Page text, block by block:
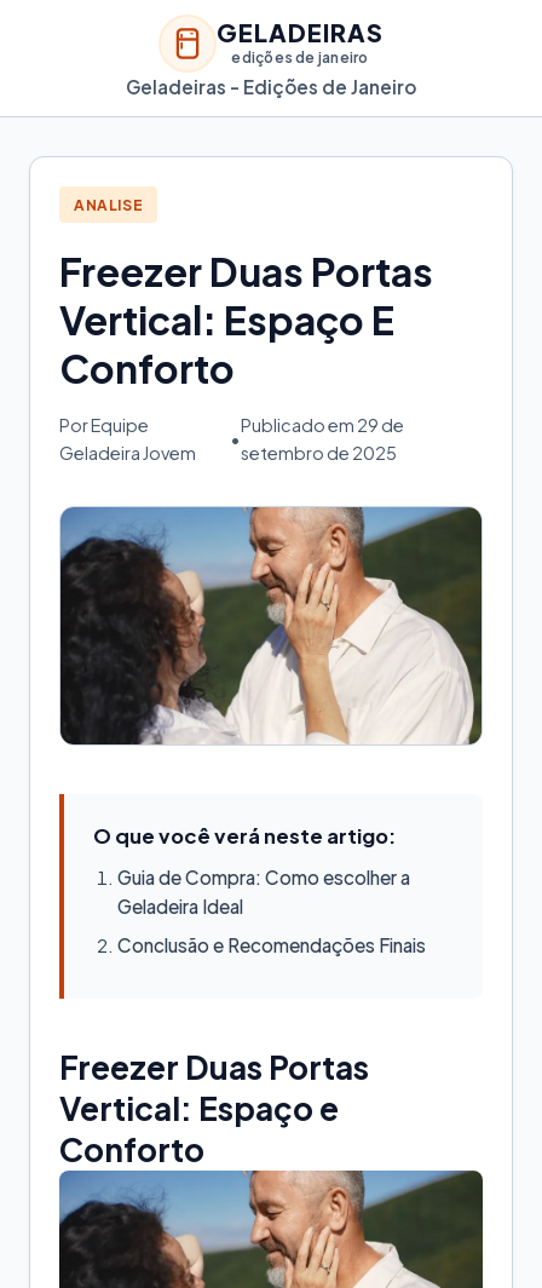
GELADEIRAS
edições de janeiro
Geladeiras - Edições de Janeiro
ANALISE
Freezer Duas Portas
Vertical: Espaço E
Conforto
Por Equipe
Geladeira Jovem
•
Publicado em 29 de
setembro de 2025
O que você verá neste artigo:
Guia de Compra: Como escolher a
Geladeira Ideal
Conclusão e Recomendações Finais
Freezer Duas Portas
Vertical: Espaço e
Conforto